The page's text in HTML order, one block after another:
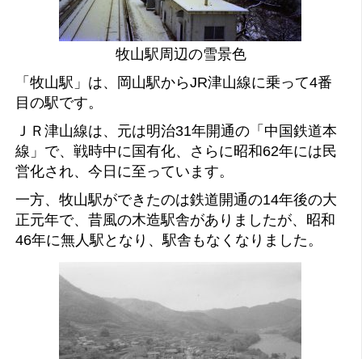
牧山駅周辺の雪景色
「牧山駅」は、岡山駅からJR津山線に乗って4番
目の駅です。
ＪＲ津山線は、元は明治31年開通の「中国鉄道本
線」で、戦時中に国有化、さらに昭和62年には民
営化され、今日に至っています。
一方、牧山駅ができたのは鉄道開通の14年後の大
正元年で、昔風の木造駅舎がありましたが、昭和
46年に無人駅となり、駅舎もなくなりました。